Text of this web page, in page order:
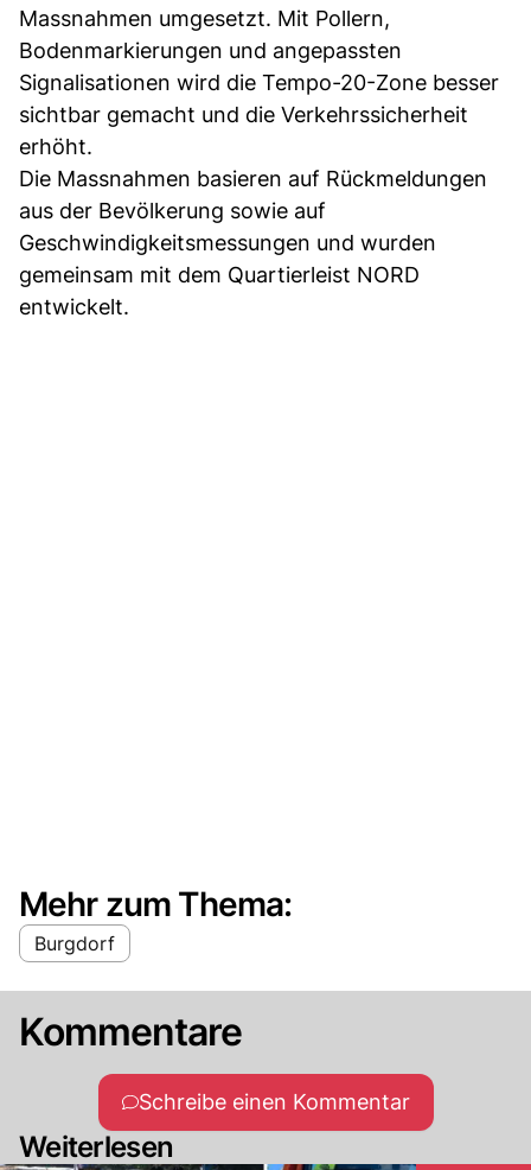
Massnahmen umgesetzt. Mit Pollern,
Bodenmarkierungen und angepassten
Signalisationen wird die Tempo-20-Zone besser
sichtbar gemacht und die Verkehrssicherheit
erhöht.
Die Massnahmen basieren auf Rückmeldungen
aus der Bevölkerung sowie auf
Geschwindigkeitsmessungen und wurden
gemeinsam mit dem Quartierleist NORD
entwickelt.
Mehr zum Thema:
Burgdorf
Kommentare
Schreibe einen Kommentar
Weiterlesen